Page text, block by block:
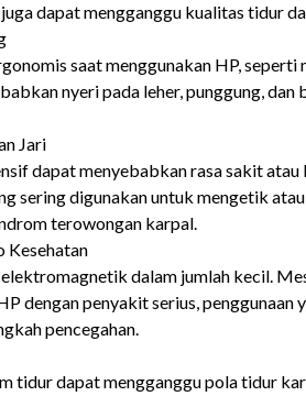
dapat mengganggu kualitas tidur
saat menggunakan HP,
nyeri pada leher, punggung, dan
Jari
dapat menyebabkan rasa sakit atau
sering digunakan untuk mengetik
terowongan karpal.
Kesehatan
dalam jumlah kecil.
dengan penyakit serius,
pencegahan.
tidur dapat mengganggu pola tidur